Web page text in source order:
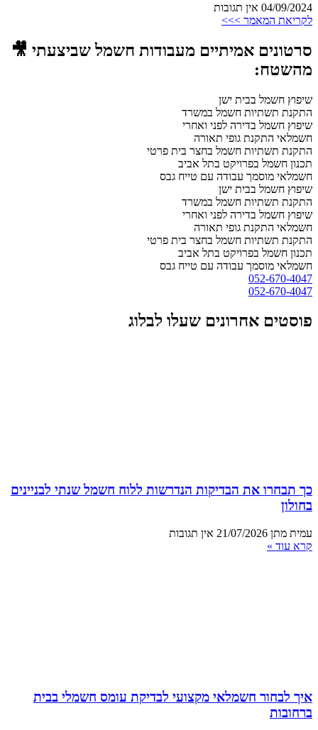
04/09/2024 אין תגובות
לקריאת המאמר >>>
סרטונים אמיתיים מעבודות חשמל שביצעתי 🎥
מהשטח:
שיפוץ חשמל בבית ישן
התקנת תשתיות חשמל במשרד
שיפוץ חשמל בדירה לפני ואחרי
חשמלאי התקנת גופי תאורה
התקנת תשתיות חשמל בחצר בית פרטי
תכנון חשמל בפרויקט בתל אביב
חשמלאי מוסמך עבודה עם טייח גבס
שיפוץ חשמל בבית ישן
התקנת תשתיות חשמל במשרד
שיפוץ חשמל בדירה לפני ואחרי
חשמלאי התקנת גופי תאורה
התקנת תשתיות חשמל בחצר בית פרטי
תכנון חשמל בפרויקט בתל אביב
חשמלאי מוסמך עבודה עם טייח גבס
052-670-4047
052-670-4047
פוסטים אחרונים שעלו לבלוג
כך תבחרו את הבדיקות הנדרשות ללוח חשמל שנתי לבניינים
בחולון
עמית מתן 21/07/2026 אין תגובות
קרא עוד »
איך לבחור חשמלאי מקצועי לבדיקת עומס חשמלי בבית
ברחובות